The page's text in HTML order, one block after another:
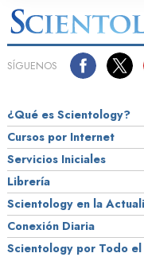
SÍGUENOS
¿Qué es Scientology?
Cursos por Internet
Servicios Iniciales
Librería
Scientology en la
Conexión Diaria
Scientology por Todo